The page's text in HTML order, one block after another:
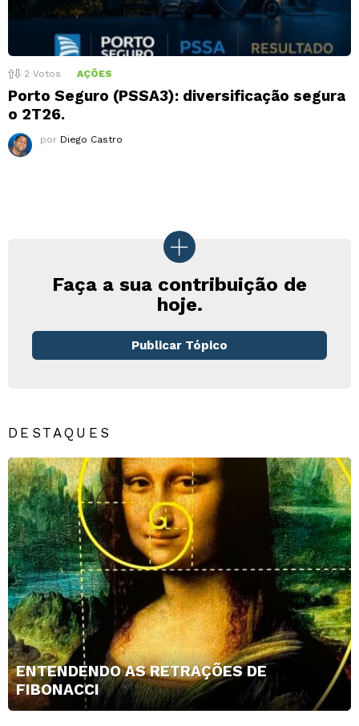
2 Votos AÇÕES
Porto Seguro (PSSA3): diversificação segura
o 2T26.
por Diego Castro
Faça a sua contribuição de
hoje.
Publicar Tópico
DESTAQUES
ENTENDENDO AS RETRAÇÕES DE
FIBONACCI